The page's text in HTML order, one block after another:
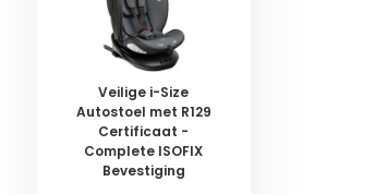
Veilige i-Size
Autostoel met R129
Certificaat -
Complete ISOFIX
Bevestiging